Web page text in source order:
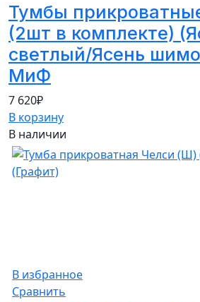
Тумбы
(2шт в комплекте)
светлый/Ясень
МиФ
7 620₽
В корзину
В наличии
В избранное
Сравнить